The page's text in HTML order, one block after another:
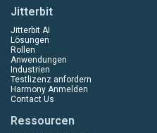
Jitterbit
Jitterbit AI
Lösungen
Rollen
Anwendungen
Industrien
Testlizenz anfordern
Harmony Anmelden
Contact Us
Ressourcen